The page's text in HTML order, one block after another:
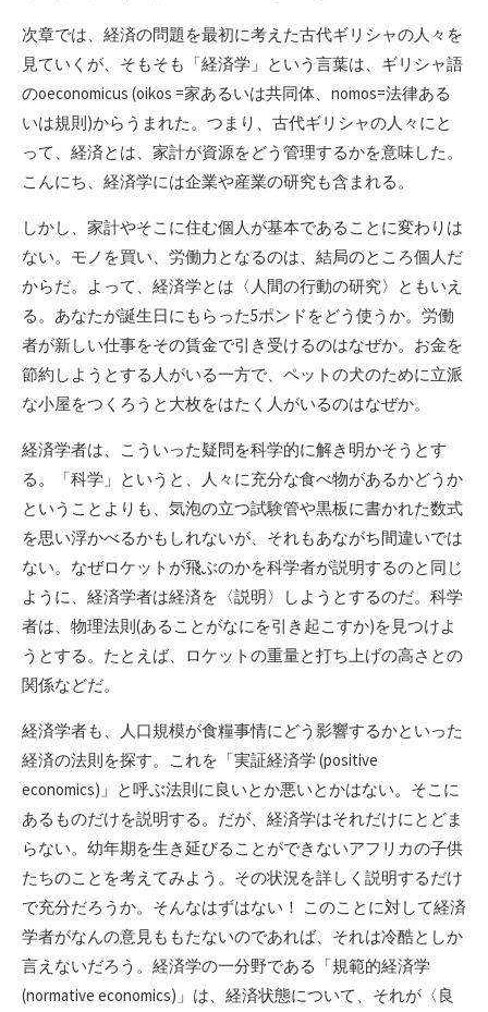
次章では、経済の問題を最初に考えた古代ギリシャの人々を
見ていくが、そもそも「経済学」という言葉は、ギリシャ語
のoeconomicus (oikos =家あるいは共同体、nomos=法律ある
いは規則)からうまれた。つまり、古代ギリシャの人々にと
って、経済とは、家計が資源をどう管理するかを意味した。
こんにち、経済学には企業や産業の研究も含まれる。
しかし、家計やそこに住む個人が基本であることに変わりは
ない。モノを買い、労働力となるのは、結局のところ個人だ
からだ。よって、経済学とは〈人間の行動の研究〉ともいえ
る。あなたが誕生日にもらった5ポンドをどう使うか。労働
者が新しい仕事をその賃金で引き受けるのはなぜか。お金を
節約しようとする人がいる一方で、ペットの犬のために立派
な小屋をつくろうと大枚をはたく人がいるのはなぜか。
経済学者は、こういった疑問を科学的に解き明かそうとす
る。「科学」というと、人々に充分な食べ物があるかどうか
ということよりも、気泡の立つ試験管や黒板に書かれた数式
を思い浮かべるかもしれないが、それもあながち間違いでは
ない。なぜロケットが飛ぶのかを科学者が説明するのと同じ
ように、経済学者は経済を〈説明〉しようとするのだ。科学
者は、物理法則(あることがなにを引き起こすか)を見つけよ
うとする。たとえば、ロケットの重量と打ち上げの高さとの
関係などだ。
経済学者も、人口規模が食糧事情にどう影響するかといった
経済の法則を探す。これを「実証経済学 (positive
economics)」と呼ぶ法則に良いとか悪いとかはない。そこに
あるものだけを説明する。だが、経済学はそれだけにとどま
らない。幼年期を生き延びることができないアフリカの子供
たちのことを考えてみよう。その状況を詳しく説明するだけ
で充分だろうか。そんなはずはない！ このことに対して経済
学者がなんの意見ももたないのであれば、それは冷酷としか
言えないだろう。経済学の一分野である「規範的経済学
(normative economics)」は、経済状態について、それが〈良